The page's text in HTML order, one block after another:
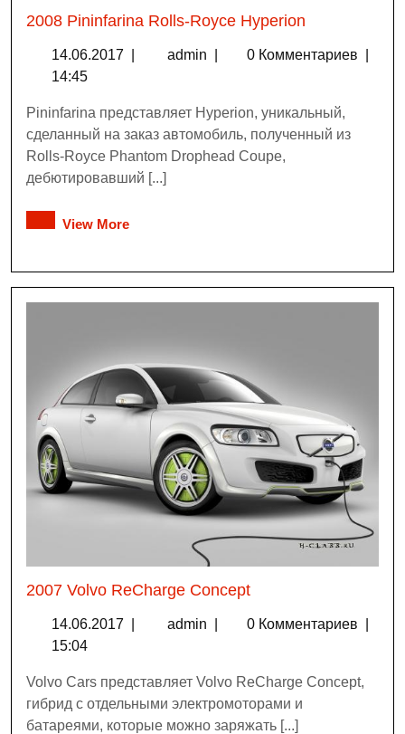
2008 Pininfarina Rolls-Royce Hyperion
14.06.2017 admin 0 Комментариев
14:45
Pininfarina представляет Hyperion, уникальный,
сделанный на заказ автомобиль, полученный из
Rolls-Royce Phantom Drophead Coupe,
дебютировавший [...]
View More
2007 Volvo ReCharge Concept
14.06.2017 admin 0 Комментариев
15:04
Volvo Cars представляет Volvo ReCharge Concept,
гибрид с отдельными электромоторами и
батареями, которые можно заряжать [...]